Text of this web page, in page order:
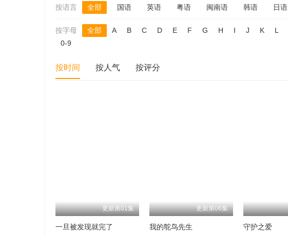
按语言 全部 国语 英语 粤语 闽南语 韩语 日语
按字母 全部 A B C D E F G H I J K L
0-9
按时间 按人气 按评分
更新第01集
一旦被发现就完了
更新第06集
我的鸵鸟先生 守护之爱